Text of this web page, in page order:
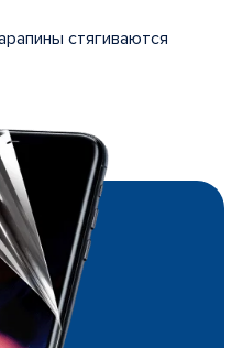
стягиваются